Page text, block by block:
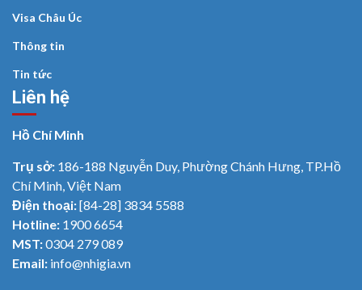
Visa Châu Úc
Thông tin
Tin tức
Liên hệ
Hồ Chí Minh
Trụ sở: 186-188 Nguyễn Duy, Phường Chánh Hưng, TP.Hồ
Chí Minh, Việt Nam
Điện thoại:[84-28] 3834 5588
Hotline: 1900 6654
MST:0304 279 089
Email: info@nhigia.vn